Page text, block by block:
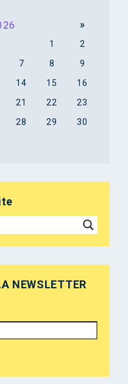
»
1
2
7 8
9
14 15
16
21 22
23
28 29
30
NEWSLETTER